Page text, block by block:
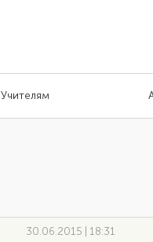
Учителям
30.06.2015 | 18:31